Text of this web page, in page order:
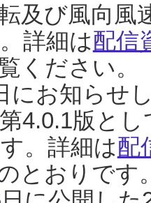
及び風向風
詳細は配信
ください。
にお知らせ
4.0.1版と
。詳細は配
とおりです